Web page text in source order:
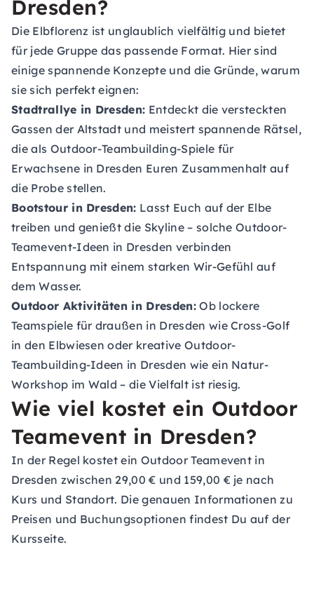
Dresden?
Die Elbflorenz ist unglaublich vielfältig und bietet
für jede Gruppe das passende Format. Hier sind
einige spannende Konzepte und die Gründe, warum
sie sich perfekt eignen:
Stadtrallye in Dresden: Entdeckt die versteckten
Gassen der Altstadt und meistert spannende Rätsel,
die als Outdoor-Teambuilding-Spiele für
Erwachsene in Dresden Euren Zusammenhalt auf
die Probe stellen.
Bootstour in Dresden: Lasst Euch auf der Elbe
treiben und genießt die Skyline – solche Outdoor-
Teamevent-Ideen in Dresden verbinden
Entspannung mit einem starken Wir-Gefühl auf
dem Wasser.
Outdoor Aktivitäten in Dresden:Ob lockere
Teamspiele für draußen in Dresden wie Cross-Golf
in den Elbwiesen oder kreative Outdoor-
Teambuilding-Ideen in Dresden wie ein Natur-
Workshop im Wald – die Vielfalt ist riesig.
Wie viel kostet ein Outdoor
Teamevent in Dresden?
In der Regel kostet ein Outdoor Teamevent in
Dresden zwischen 29,00 € und 159,00 € je nach
Kurs und Standort. Die genauen Informationen zu
Preisen und Buchungsoptionen findest Du auf der
Kursseite.